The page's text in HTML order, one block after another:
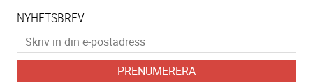
NYHETSBREV
PRENUMERERA